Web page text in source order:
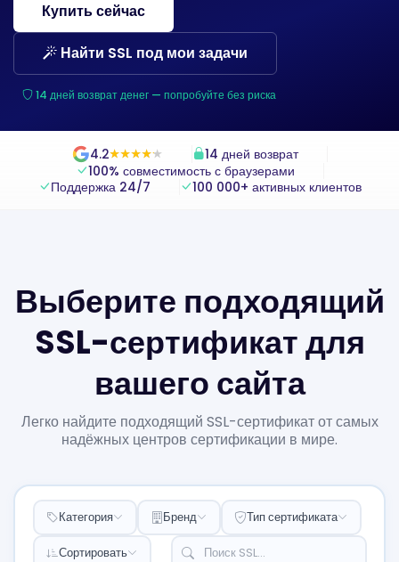
Купить сейчас
Найти SSL под мои задачи
14 дней возврат денег — попробуйте без риска
4.2★
★★
★★
★★
★★
★
14 дней возврат
100% совместимость с браузерами
Поддержка 24/7
100 000+ активных клиентов
Выберите подходящий
SSL-сертификат для
вашего сайта
Легко найдите подходящий SSL-сертификат от самых
надёжных центров сертификации в мире.
Категория Бренд Тип сертификата
Сортировать